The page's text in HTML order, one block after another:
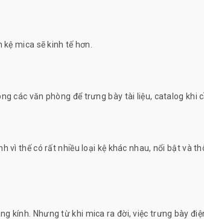
mica sẽ kinh tế hơn.
các văn phòng để trưng bày tài liệu, catalog khi
vì thế có rất nhiều loại kệ khác nhau, nổi bật và
kính. Nhưng từ khi mica ra đời, việc trưng bày